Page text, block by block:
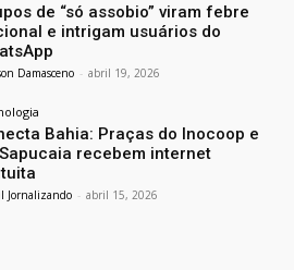
de “só assobio” viram febre
e intrigam usuários do
Damasceno - abril 19, 2026
Bahia: Praças do Inocoop e
recebem internet
Jornalizando - abril 15, 2026